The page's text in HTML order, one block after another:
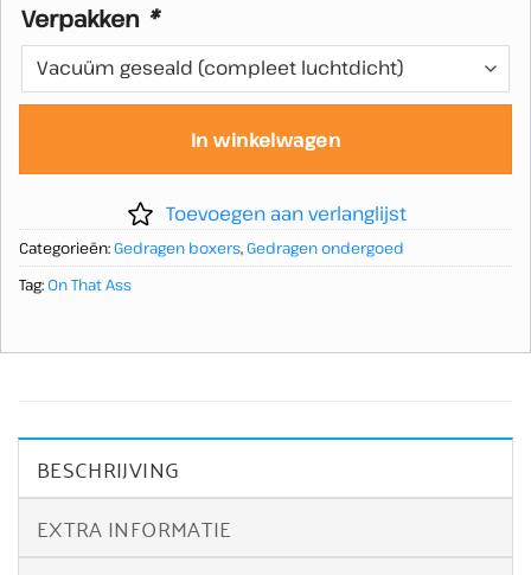
Verpakken *
In winkelwagen
Toevoegen aan verlanglijst
Categorieën:Gedragen boxers,Gedragen ondergoed
Tag:On That Ass
BESCHRIJVING
EXTRA INFORMATIE